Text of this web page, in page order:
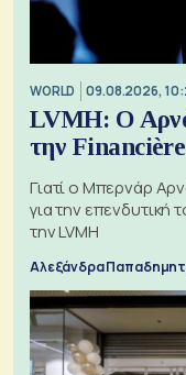
WORLD 09.08.2026,
LVMH: Ο
την
Γιατί ο Μπερνάρ
για την επενδυτική
την LVMH
Αλεξάνδρα